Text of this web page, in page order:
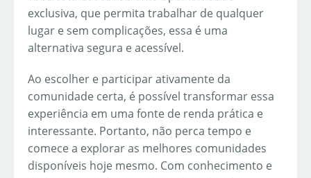
exclusiva, que permita trabalhar de qualquer
lugar e sem complicações, essa é uma
alternativa segura e acessível.
Ao escolher e participar ativamente da
comunidade certa, é possível transformar essa
experiência em uma fonte de renda prática e
interessante. Portanto, não perca tempo e
comece a explorar as melhores comunidades
disponíveis hoje mesmo. Com conhecimento e